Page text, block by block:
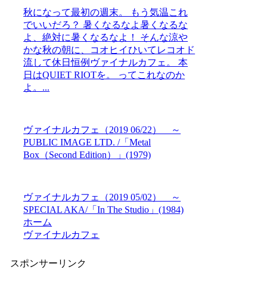
秋になって最初の週末。 もう気温これ
でいいだろ？ 暑くなるなよ暑くなるな
よ、絶対に暑くなるなよ！ そんな涼や
かな秋の朝に、コオヒイひいてレコオド
流して休日恒例ヴァイナルカフェ。 本
日はQUIET RIOTを。 ってこれなのか
よ。...
ヴァイナルカフェ（2019 06/22） ～
PUBLIC IMAGE LTD. /「Metal
Box（Second Edition）」(1979)
ヴァイナルカフェ（2019 05/02） ～
SPECIAL AKA/「In The Studio」(1984)
ホーム
ヴァイナルカフェ
スポンサーリンク